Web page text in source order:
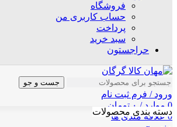
فروشگاه
حساب کاربری من
پرداخت
سبد خرید
حراجستون
جست و جو
ورود / فرم ثبت نام
0 موارد / ۰ تومان
0 علاقه مندی ها
دسته بندی محصولات